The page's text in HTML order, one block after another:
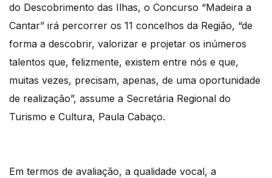
do Descobrimento das Ilhas, o Concurso “Madeira a
Cantar” irá percorrer os 11 concelhos da Região, “de
forma a descobrir, valorizar e projetar os inúmeros
talentos que, felizmente, existem entre nós e que,
muitas vezes, precisam, apenas, de uma oportunidade
de realização”, assume a Secretária Regional do
Turismo e Cultura, Paula Cabaço.
Em termos de avaliação, a qualidade vocal, a